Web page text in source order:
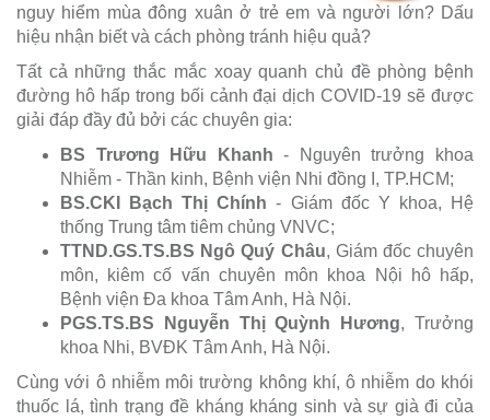
nguy hiểm mùa đông xuân ở trẻ em và người lớn? Dấu
hiệu nhận biết và cách phòng tránh hiệu quả?
Tất cả những thắc mắc xoay quanh chủ đề phòng bệnh
đường hô hấp trong bối cảnh đại dịch COVID-19 sẽ được
giải đáp đầy đủ bởi các chuyên gia:
BS Trương Hữu Khanh - Nguyên trưởng khoa
Nhiễm - Thần kinh, Bệnh viện Nhi đồng I, TP.HCM;
BS.CKI Bạch Thị Chính - Giám đốc Y khoa, Hệ
thống Trung tâm tiêm chủng VNVC;
TTND.GS.TS.BS Ngô Quý Châu, Giám đốc chuyên
môn, kiêm cố vấn chuyên môn khoa Nội hô hấp,
Bệnh viện Đa khoa Tâm Anh, Hà Nội.
PGS.TS.BS Nguyễn Thị Quỳnh Hương, Trưởng
khoa Nhi, BVĐK Tâm Anh, Hà Nội.
Cùng với ô nhiễm môi trường không khí, ô nhiễm do khói
thuốc lá, tình trạng đề kháng kháng sinh và sự già đi của